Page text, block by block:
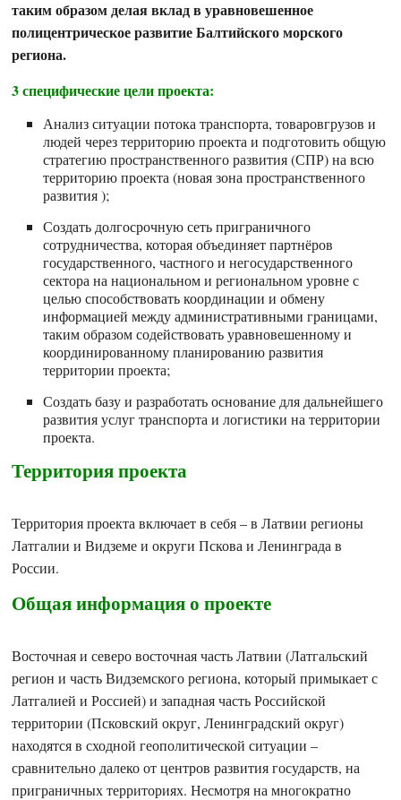
таким образом делая вклад в уравновешенное
полицентрическое развитие Балтийского морского
региона.
3 специфические цели проекта:
Анализ ситуации потока транспорта, товаровгрузов и
людей через территорию проекта и подготовить общую
стратегию пространственного развития (СПР) на всю
территорию проекта (новая зона пространственного
развития );
Создать долгосрочную сеть приграничного
сотрудничества, которая объединяет партнёров
государственного, частного и негосударственного
сектора на национальном и региональном уровне с
целью способствовать координации и обмену
информацией между административными границами,
таким образом содействовать уравновешенному и
координированному планированию развития
территории проекта;
Создать базу и разработать основание для дальнейшего
развития услуг транспорта и логистики на территории
проекта.
Территория проекта
Территория проекта включает в себя – в Латвии регионы
Латгалии и Видземе и округи Пскова и Ленинграда в
России.
Общая информация о проекте
Восточная и северо восточная часть Латвии (Латгальский
регион и часть Видземского региона, который примыкает с
Латгалией и Россией) и западная часть Российской
территории (Псковский округ, Ленинградский округ)
находятся в сходной геополитической ситуации –
сравнительно далеко от центров развития государств, на
приграничных территориях. Несмотря на многократно